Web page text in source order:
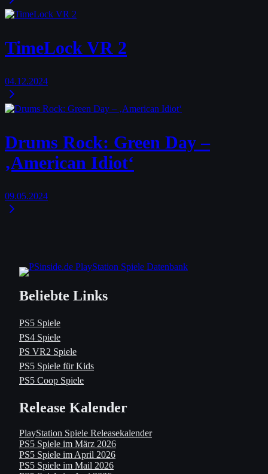
TimeLock VR 2
04.12.2024
Drums Rock: Green Day –
‚American Idiot‘
09.05.2024
Beliebte Links
PS5 Spiele
PS4 Spiele
PS VR2 Spiele
PS5 Spiele für Kids
PS5 Coop Spiele
Release Kalender
PlayStation Spiele Releasekalender
PS5 Spiele im März 2026
PS5 Spiele im April 2026
PS5 Spiele im Mail 2026